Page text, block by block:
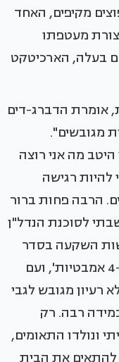
מקיפים, האחד
מעטפתו
בעלה, הארכיטקט
אומרת הדברג-דים
מגובשים".
מה אני רוצה
להיות רגישה
הרבה פחות ברור
לסוכנת הנדל"ן
השקעה בסדר
גודל כזה, את צריכה 4 חדרי שינה ו-4 אמבטיות', ועם
רעיון מגובש לגבי
רבה. רק
ונולדו התאומים,
להתאים את הבית